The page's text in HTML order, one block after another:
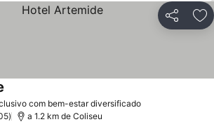
Partilhar
com bem-estar diversificado
a 1.2 km de Coliseu